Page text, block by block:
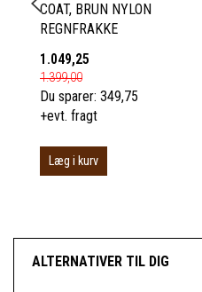
COAT, BRUN NYLON
REGNFRAKKE
1.049,25
1.399,00
Du sparer: 349,75
+evt. fragt
Læg i kurv
ALTERNATIVER TIL DIG